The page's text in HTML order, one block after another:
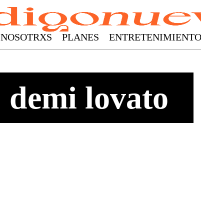
NOSOTRXS PLANES ENTRETENIMIENTO
demi lovato